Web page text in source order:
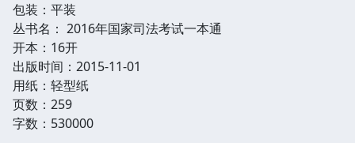
包装：平装
丛书名： 2016年国家司法考试一本通
开本：16开
出版时间：2015-11-01
用纸：轻型纸
页数：259
字数：530000